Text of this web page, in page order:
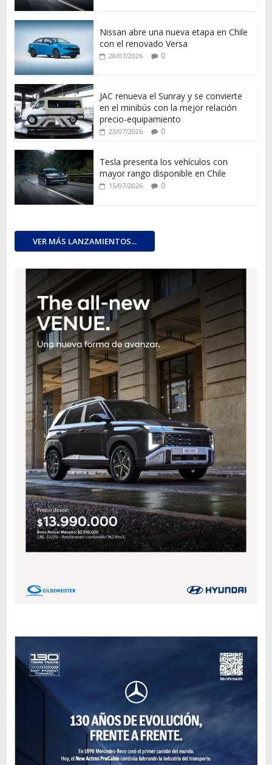
Nissan abre una nueva etapa en Chile
con el renovado Versa
28/07/2026 0
JAC renueva el Sunray y se convierte
en el minibús con la mejor relación
precio-equipamiento
23/07/2026 0
Tesla presenta los vehículos con
mayor rango disponible en Chile
15/07/2026 0
VER MÁS LANZAMIENTOS...